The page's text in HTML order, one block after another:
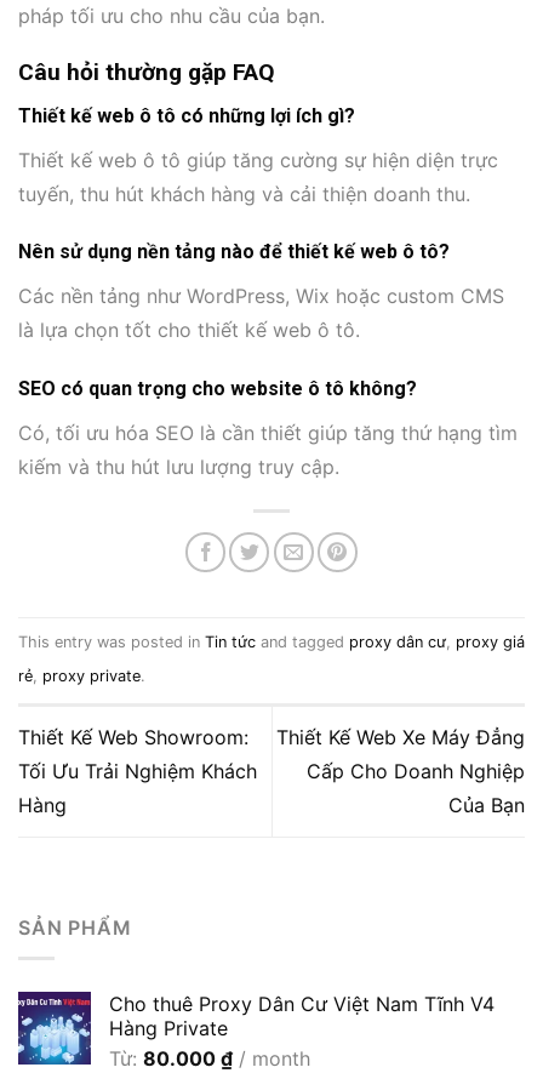
pháp tối ưu cho nhu cầu của bạn.
Câu hỏi thường gặp FAQ
Thiết kế web ô tô có những lợi ích gì?
Thiết kế web ô tô giúp tăng cường sự hiện diện trực
tuyến, thu hút khách hàng và cải thiện doanh thu.
Nên sử dụng nền tảng nào để thiết kế web ô tô?
Các nền tảng như WordPress, Wix hoặc custom CMS
là lựa chọn tốt cho thiết kế web ô tô.
SEO có quan trọng cho website ô tô không?
Có, tối ưu hóa SEO là cần thiết giúp tăng thứ hạng tìm
kiếm và thu hút lưu lượng truy cập.
This entry was posted in Tin tức and tagged proxy dân cư, proxy giá
rẻ, proxy private.
Thiết Kế Web Showroom:
Tối Ưu Trải Nghiệm Khách
Hàng
Thiết Kế Web Xe Máy Đẳng
Cấp Cho Doanh Nghiệp
Của Bạn
SẢN PHẨM
Cho thuê Proxy Dân Cư Việt Nam Tĩnh V4
Hàng Private
Từ: 80.000 ₫ / month